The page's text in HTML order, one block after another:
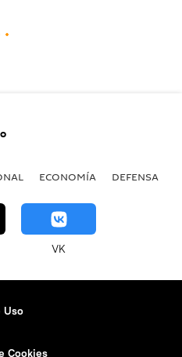
ECONOMÍA DEFENSA
VK
Uso
Cookies